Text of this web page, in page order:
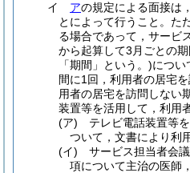
イ
アの規定による面接は
とによって行うこと。 た
る場合であって，サービ
から起算して3月ごとの期
「期間」という。)につい
間に1回，利用者の居宅
用者の居宅を訪問しない
装置等を活用して，利用
(ア)
テレビ電話装置等
ついて，文書により利
(イ)
サービス担当者会
項について主治の医師